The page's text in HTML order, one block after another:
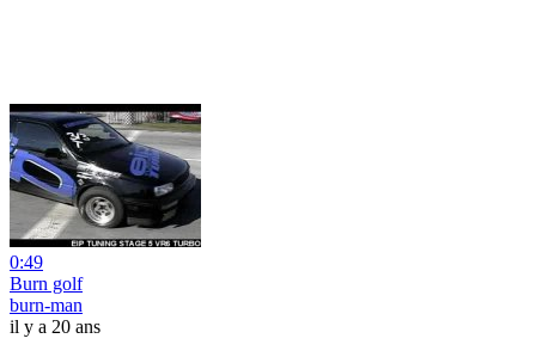
0:49
Burn golf
burn-man
il y a 20 ans